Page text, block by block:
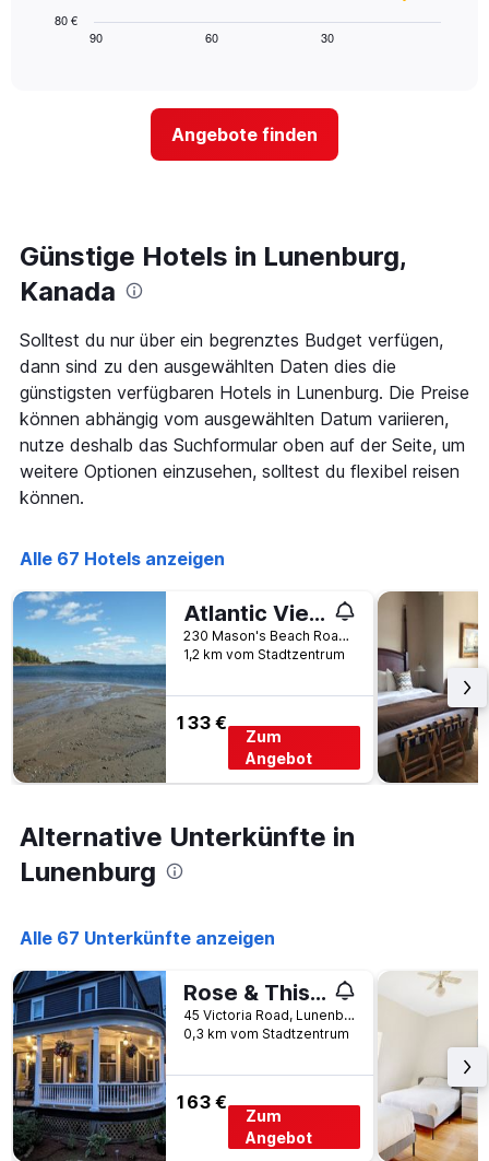
hat
1
Y-
die
den
durchschnittlichen
Zimmerpreis
für
heute
Nacht
den
3
Tagen
anzeigt.
Diagramm
näher
das
Aufenthaltsdatum
rückt.
Diagramm
hat
1
X-
Achse,
die
die
Anzahl
vor
Aufenthalt
anzeigt
Das
Diagramm
hat
1
Y-
Achse,
die
den
Zimmerpreis
anzeigt
90 60 30
80 €
Angebote finden
Günstige Hotels in Lunenburg,
Kanada
Solltest du nur über ein begrenztes Budget verfügen,
dann sind zu den ausgewählten Daten dies die
günstigsten verfügbaren Hotels in Lunenburg. Die Preise
können abhängig vom ausgewählten Datum variieren,
nutze deshalb das Suchformular oben auf der Seite, um
weitere Optionen einzusehen, solltest du flexibel reisen
können.
Alle 67 Hotels anzeigen
Atlantic View Motel and Cottages
230 Mason's Beach Road, RR#2, Lunenburg, NS, Kanada
1,2 km vom Stadtzentrum
133 €
Zum
Angebot
Alternative Unterkünfte in
Lunenburg
Alle 67 Unterkünfte anzeigen
Rose & Thistle B&B Lunenburg
45 Victoria Road, Lunenburg, NS, Kanada
0,3 km vom Stadtzentrum
163 €
Zum
Angebot